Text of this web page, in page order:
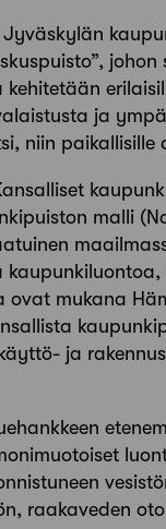
ja
niin paikallisille
malli
mukana
ja
raakaveden